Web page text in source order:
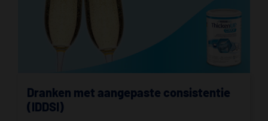
Dranken met aangepaste consistentie
(IDDSI)